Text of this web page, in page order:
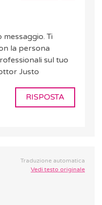
Ti
la persona
sul tuo
Justo
RISPOSTA
Traduzione automatica
Vedi testo originale